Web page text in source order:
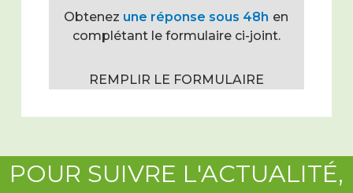
Obtenez une réponse sous 48h en
complétant le formulaire ci-joint.
REMPLIR LE FORMULAIRE
POUR SUIVRE L'ACTUALITÉ,